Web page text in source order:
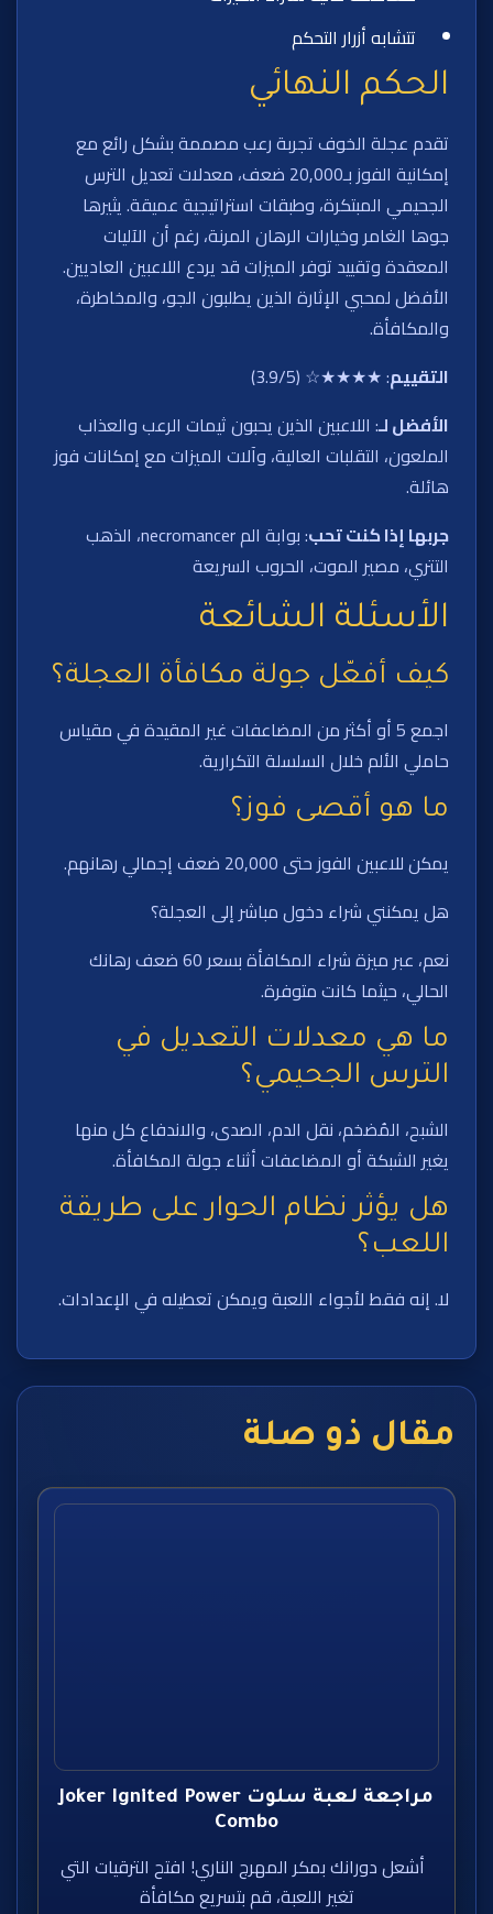
تتشابه أزرار التحكم
الحكم النهائي
تقدم عجلة الخوف تجربة رعب مصممة بشكل رائع مع
إمكانية الفوز بـ20,000 ضعف، معدلات تعديل الترس
الجحيمي المبتكرة، وطبقات استراتيجية عميقة. يثيرها
جوها الغامر وخيارات الرهان المرنة، رغم أن الآليات
المعقدة وتقييد توفر الميزات قد يردع اللاعبين العاديين.
الأفضل لمحبي الإثارة الذين يطلبون الجو، والمخاطرة،
والمكافأة.
التقييم: ★★★★☆ (3.9/5)
الأفضل لـ: اللاعبين الذين يحبون ثيمات الرعب والعذاب
الملعون، التقلبات العالية، وآلات الميزات مع إمكانات فوز
هائلة.
جربها إذا كنت تحب
: بوابة الم necromancer، الذهب
التتري، مصير الموت، الحروب السريعة
الأسئلة الشائعة
كيف أفعّل جولة مكافأة العجلة؟
اجمع 5 أو أكثر من المضاعفات غير المقيدة في مقياس
حاملي الألم خلال السلسلة التكرارية.
ما هو أقصى فوز؟
يمكن للاعبين الفوز حتى 20,000 ضعف إجمالي رهانهم.
هل يمكنني شراء دخول مباشر إلى العجلة؟
نعم، عبر ميزة شراء المكافأة بسعر 60 ضعف رهانك
الحالي، حيثما كانت متوفرة.
ما هي معدلات التعديل في
الترس الجحيمي؟
الشبح، المُضخم، نقل الدم، الصدى، والاندفاع كل منها
يغير الشبكة أو المضاعفات أثناء جولة المكافأة.
هل يؤثر نظام الحوار على طريقة
اللعب؟
لا. إنه فقط لأجواء اللعبة ويمكن تعطيله في الإعدادات.
مقال ذو صلة
مراجعة لعبة سلوت Joker Ignited Power
Combo
أشعل دورانك بمكر المهرج الناري! افتح الترقيات التي
تغير اللعبة، قم بتسريع مكافأة